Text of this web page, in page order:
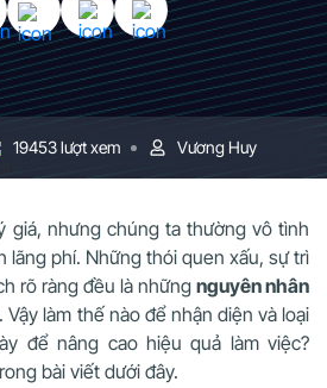
19453 lượt xem Vương Huy
giá, nhưng chúng ta thường vô tình
lãng phí. Những thói quen xấu, sự trì
rõ ràng đều là những nguyên nhân
. Vậy làm thế nào để nhận diện và loại
để nâng cao hiệu quả làm việc?
bài viết dưới đây.